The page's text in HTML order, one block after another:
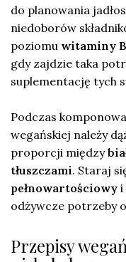
do planowania
niedoborów
poziomu witaminy
gdy zajdzie taka
suplementację tych
Podczas
wegańskiej należy
proporcji między
tłuszczami. Staraj
pełnowartościowy i
odżywcze potrzeby
Przepisy